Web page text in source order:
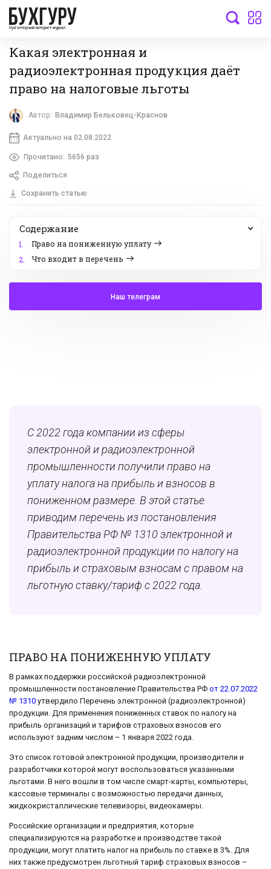
бухгалтерский интернет-журнал
Какая электронная и
радиоэлектронная продукция даёт
право на налоговые льготы
Автор: Владимир Бельковец-Краснов
Актуально на 02.08.2022
Прочитано: 5656 раз
Поделиться
Сохранить статью
Содержание
1.
Право на пониженную уплату
2.
Что входит в перечень
Наш телеграм
С 2022 года компании из сферы
электронной и радиоэлектронной
промышленности получили право на
уплату налога на прибыль и взносов в
пониженном размере. В этой статье
приводим перечень из постановления
Правительства РФ № 1310 электронной и
радиоэлектронной продукции по налогу на
прибыль и страховым взносам с правом на
льготную ставку/тариф с 2022 года.
ПРАВО НА ПОНИЖЕННУЮ УПЛАТУ
В рамках поддержки российской радиоэлектронной
промышленности постановление Правительства РФ от 22.07.2022
№ 1310 утвердило Перечень электронной (радиоэлектронной)
продукции. Для применения пониженных ставок по налогу на
прибыль организаций и тарифов страховых взносов его
используют задним числом – 1 января 2022 года.
Это список готовой электронной продукции, производители и
разработчики которой могут воспользоваться указанными
льготами. В него вошли в том числе смарт-карты, компьютеры,
кассовые терминалы с возможностью передачи данных,
жидкокристаллические телевизоры, видеокамеры.
Российские организации и предприятия, которые
специализируются на разработке и производстве такой
продукции, могут платить налог на прибыль по ставке в 3%. Для
них также предусмотрен льготный тариф страховых взносов –